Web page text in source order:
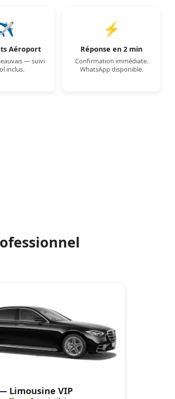
Aéroport
— suivi
inclus.
⚡
Réponse en 2 min
Confirmation immédiate.
WhatsApp disponible.
Limousine VIP